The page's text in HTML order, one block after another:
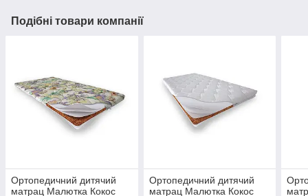
Подібні товари компанії
Ортопедичний дитячий
матрац Малютка Кокос
Ортопедичний дитячий
матрац Малютка Кокос